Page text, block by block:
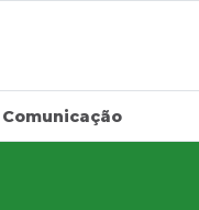
Comunicação